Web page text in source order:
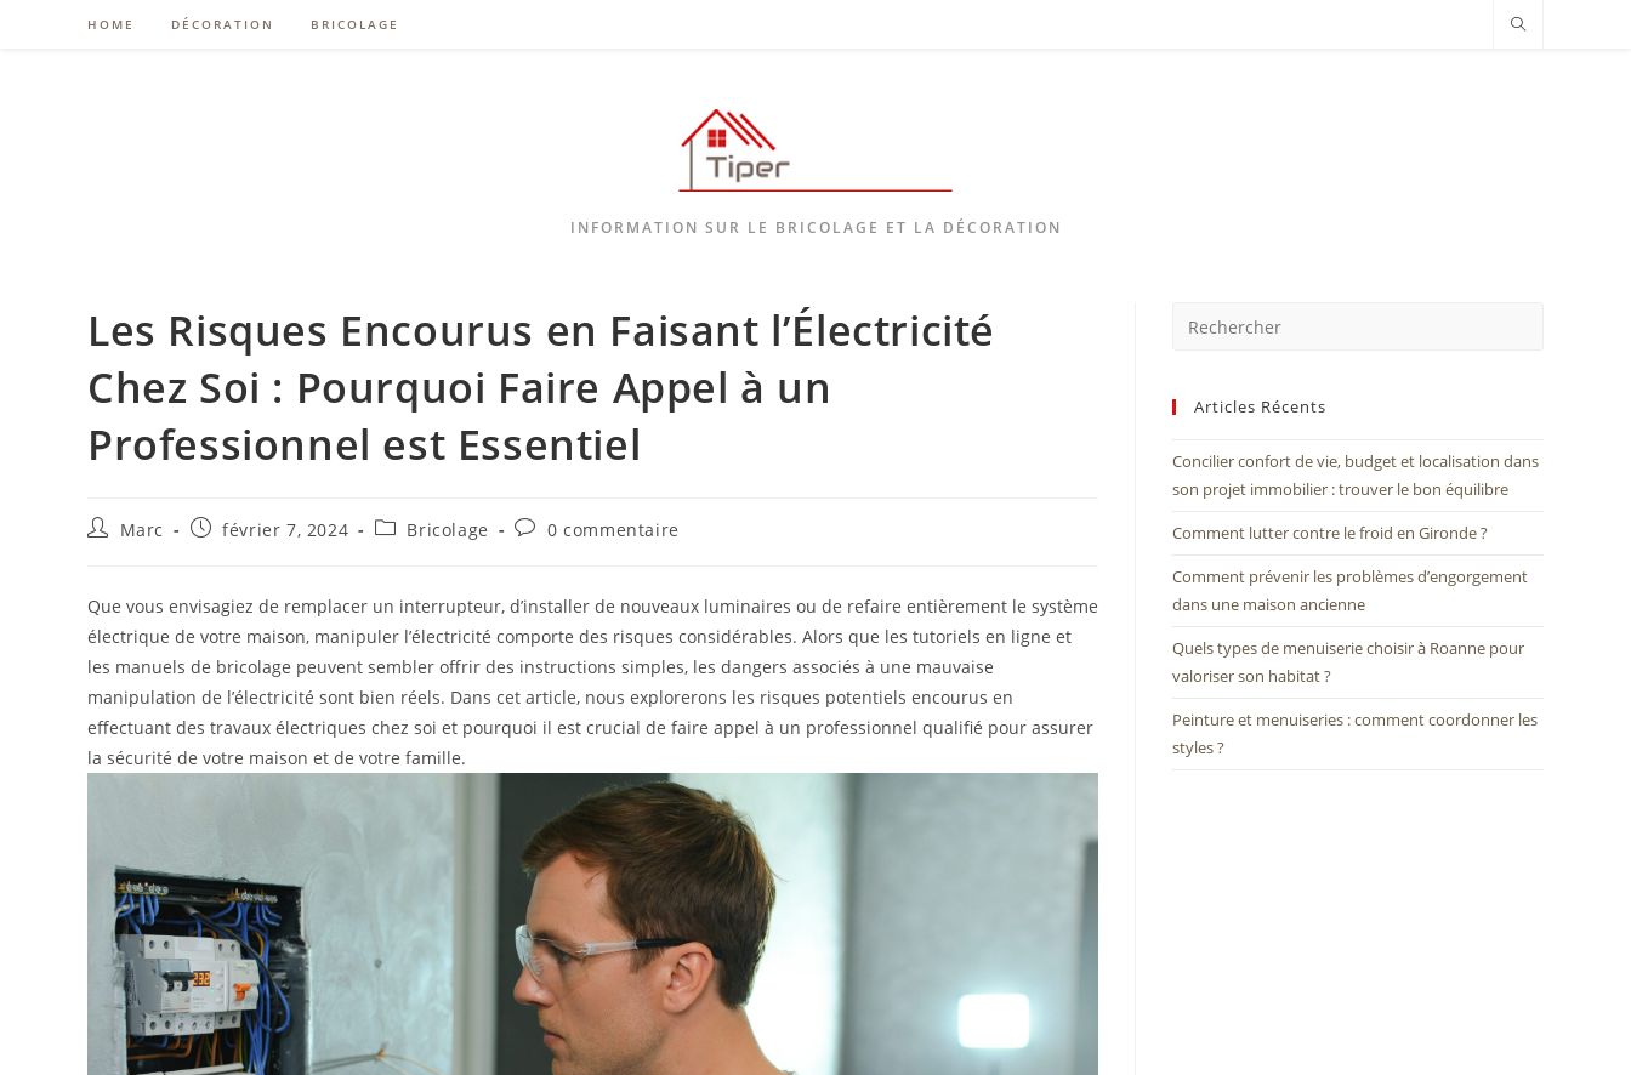
HOME DÉCORATION BRICOLAGE
INFORMATION SUR LE BRICOLAGE ET LA DÉCORATION
Les Risques Encourus en Faisant l’Électricité
Chez Soi : Pourquoi Faire Appel à un
Professionnel est Essentiel
Marc février 7, 2024 Bricolage 0 commentaire
Que vous envisagiez de remplacer un interrupteur, d’installer de nouveaux luminaires ou de refaire entièrement le système
électrique de votre maison, manipuler l’électricité comporte des risques considérables. Alors que les tutoriels en ligne et
les manuels de bricolage peuvent sembler offrir des instructions simples, les dangers associés à une mauvaise
manipulation de l’électricité sont bien réels. Dans cet article, nous explorerons les risques potentiels encourus en
effectuant des travaux électriques chez soi et pourquoi il est crucial de faire appel à un professionnel qualifié pour assurer
la sécurité de votre maison et de votre famille.
Articles Récents
Concilier confort de vie, budget et localisation dans
son projet immobilier : trouver le bon équilibre
Comment lutter contre le froid en Gironde ?
Comment prévenir les problèmes d’engorgement
dans une maison ancienne
Quels types de menuiserie choisir à Roanne pour
valoriser son habitat ?
Peinture et menuiseries : comment coordonner les
styles ?